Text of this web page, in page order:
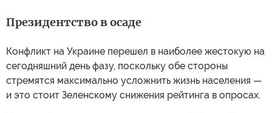
Президентство в осаде
Конфликт на Украине перешел в наиболее жестокую на
сегодняшний день фазу, поскольку обе стороны
стремятся максимально усложнить жизнь населения —
и это стоит Зеленскому снижения рейтинга в опросах.